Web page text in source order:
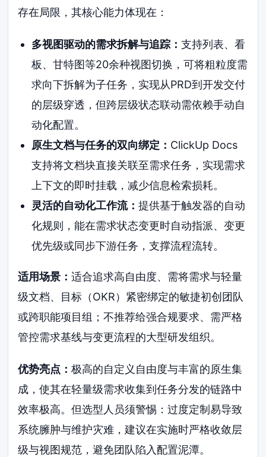
存在局限，其核心能力体现在：
多视图驱动的需求拆解与追踪： 支持列表、看
板、甘特图等20余种视图切换，可将粗粒度需
求向下拆解为子任务，实现从PRD到开发交付
的层级穿透，但跨层级状态联动需依赖手动自
动化配置。
原生文档与任务的双向绑定： ClickUp Docs
支持将文档块直接关联至需求任务，实现需求
上下文的即时挂载，减少信息检索损耗。
灵活的自动化工作流： 提供基于触发器的自动
化规则，能在需求状态变更时自动指派、变更
优先级或同步下游任务，支撑流程流转。
适用场景：适合追求高自由度、需将需求与轻量
级文档、目标（OKR）紧密绑定的敏捷初创团队
或跨职能项目组；不推荐给强合规要求、需严格
管控需求基线与变更流程的大型研发组织。
优势亮点：极高的自定义自由度与丰富的原生集
成，使其在轻量级需求收集到任务分发的链路中
效率极高。但选型人员须警惕：过度定制易导致
系统臃肿与维护灾难，建议在实施时严格收敛层
级与视图规范，避免团队陷入配置泥潭。